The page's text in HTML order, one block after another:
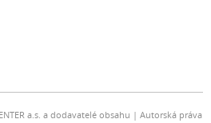
a.s. a dodavatelé obsahu
Autorská práva